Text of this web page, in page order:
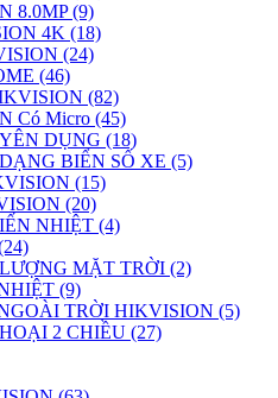
8.0MP (9)
4K (18)
(24)
(46)
(82)
Có Micro (45)
DỤNG (18)
BIỂN SỐ XE (5)
(15)
(20)
NHIỆT (4)
MẶT TRỜI (2)
(9)
TRỜI HIKVISION (5)
2 CHIỀU (27)